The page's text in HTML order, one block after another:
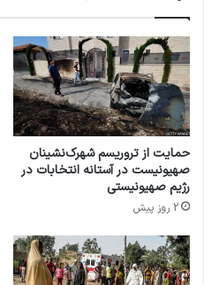
حمایت از تروریسم شهرک‌نشینان
صهیونیست در آستانه انتخابات در
رژیم صهیونیستی
2 روز پیش